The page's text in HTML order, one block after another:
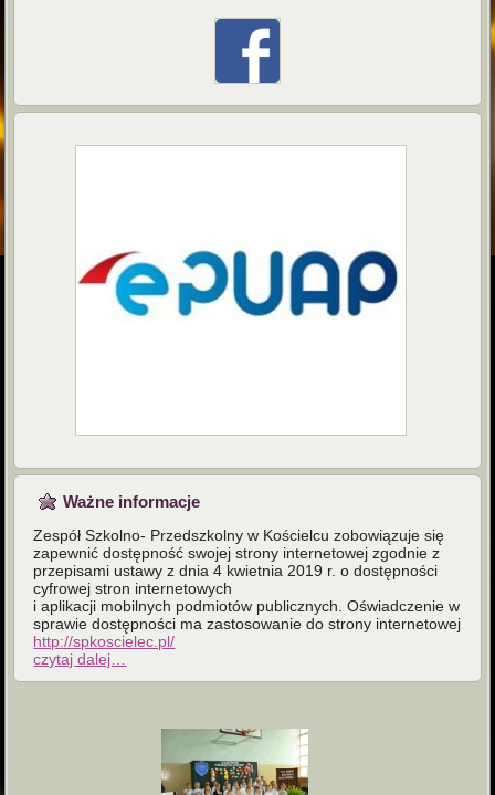
Ważne informacje
Zespół Szkolno- Przedszkolny w Kościelcu zobowiązuje się
zapewnić dostępność swojej strony internetowej zgodnie z
przepisami ustawy z dnia 4 kwietnia 2019 r. o dostępności
cyfrowej stron internetowych
i aplikacji mobilnych podmiotów publicznych. Oświadczenie w
sprawie dostępności ma zastosowanie do strony internetowej
http://spkoscielec.pl/
czytaj dalej…